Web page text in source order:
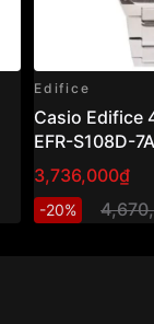
Edifice
Casio Edifice
EFR-S108D-
3,736,000₫
-20%